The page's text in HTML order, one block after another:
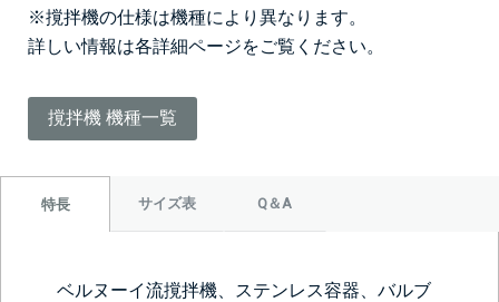
※撹拌機の仕様は機種により異なります。
詳しい情報は各詳細ページをご覧ください。
撹拌機 機種一覧
特長 サイズ表 Q＆A
ベルヌーイ流撹拌機、ステンレス容器、バルブ